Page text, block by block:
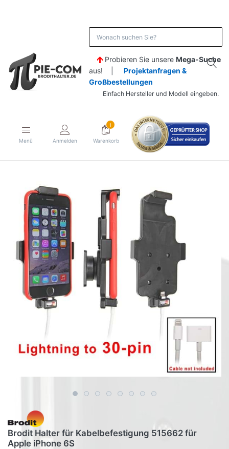
Probieren Sie unsere Mega-Suche
aus! | Projektanfragen &
Großbestellungen
Einfach Hersteller und Modell eingeben.
Menü Anmelden
1
Warenkorb
Brodit Halter für Kabelbefestigung 515662 für
Apple iPhone 6S